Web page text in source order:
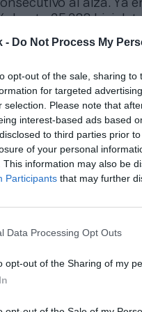
- Do Not Process My
opt-out of the sale, sharing
for targeted
selection. Please note that
interest-based ads based
to third parties prior
of your personal
This information may also be
Participants that may further
Data Processing Opt Outs
opt-out of the Sharing of my
al alza. Ya
hasta 25.283
en un 2,4%, hasta
bicicletas. En
fabricadas.
elprecio mediopor
datos acumulados,
bicicletas, una
de la bicicleta en